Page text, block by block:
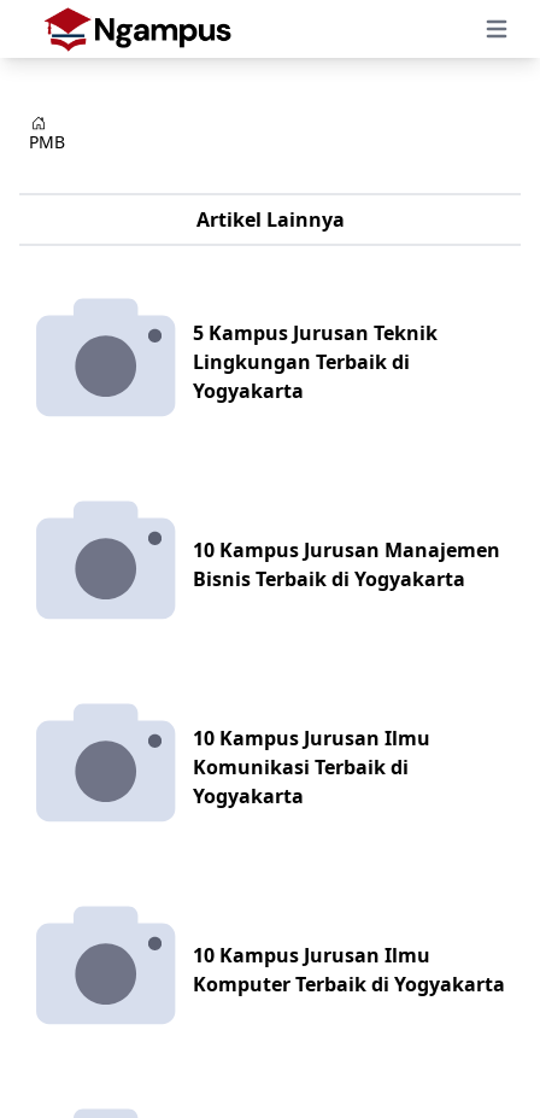
Open
PMB
Artikel Lainnya
5 Kampus Jurusan Teknik
Lingkungan Terbaik di
Yogyakarta
10 Kampus Jurusan Manajemen
Bisnis Terbaik di Yogyakarta
10 Kampus Jurusan Ilmu
Komunikasi Terbaik di
Yogyakarta
10 Kampus Jurusan Ilmu
Komputer Terbaik di Yogyakarta